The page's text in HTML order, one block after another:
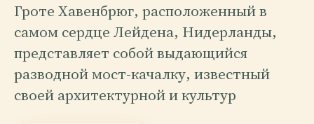
Гроте Хавенбрюг, расположенный в
самом сердце Лейдена, Нидерланды,
представляет собой выдающийся
разводной мост-качалку, известный
своей архитектурной и культур